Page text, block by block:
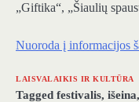
„Giftika“, „Šiaulių
Nuoroda į informacijos
LAISVALAIKIS IR KULTŪRA
Tagged festivalis, išeina,